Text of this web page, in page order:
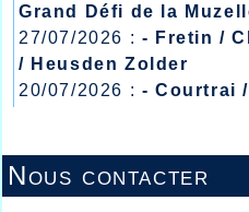
Grand Défi de la
27/07/2026 : - Fretin /
/ Heusden Zolder
20/07/2026 : - Courtrai
- Lyon /
Nous contacter
Le stade Léo
accueillait ce
championnats
pour les 14–15 ans.